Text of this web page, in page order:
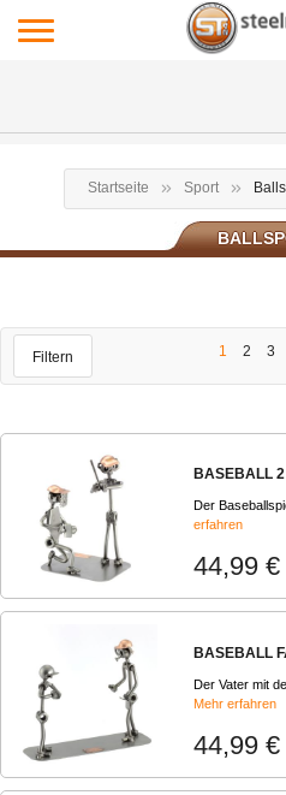
Startseite Sport
Filtern 1 2 3
BASEBALL
Der
erfahren
44,99 €
BASEBALL
Der Vater mit
Mehr erfahren
44,99 €